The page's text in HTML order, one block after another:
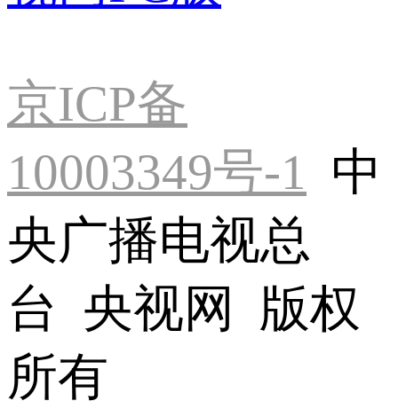
京ICP备
10003349号-1 中
央广播电视总
台 央视网 版权
所有